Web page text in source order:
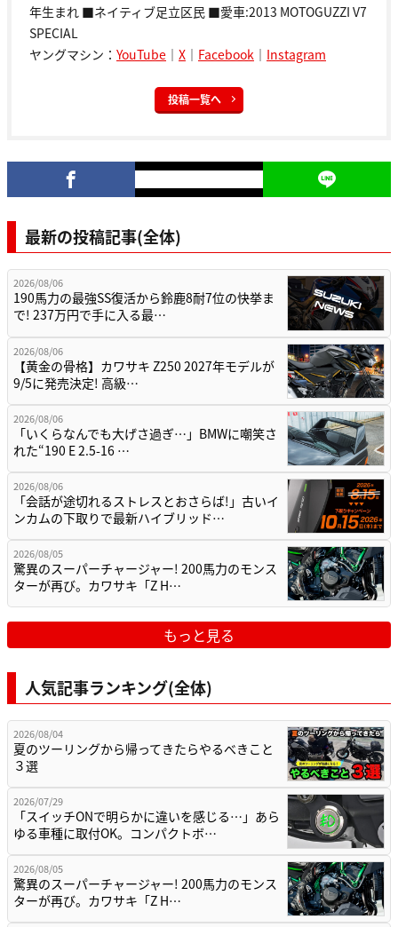
年生まれ ■ネイティブ足立区民 ■愛車:2013 MOTOGUZZI V7
SPECIAL
ヤングマシン： YouTube ｜ X ｜ Facebook ｜ Instagram
投稿一覧へ
最新の投稿記事(全体)
2026/08/06
190馬力の最強SS復活から鈴鹿8耐7位の快挙ま
で! 237万円で手に入る最…
2026/08/06
【黄金の骨格】カワサキ Z250 2027年モデルが
9/5に発売決定! 高級…
2026/08/06
「いくらなんでも大げさ過ぎ…」BMWに嘲笑さ
れた“190 E 2.5-16 …
2026/08/06
「会話が途切れるストレスとおさらば!」古いイ
ンカムの下取りで最新ハイブリッド…
2026/08/05
驚異のスーパーチャージャー! 200馬力のモンス
ターが再び。カワサキ「Z H…
もっと見る
人気記事ランキング(全体)
2026/08/04
夏のツーリングから帰ってきたらやるべきこと
３選
2026/07/29
「スイッチONで明らかに違いを感じる…」あら
ゆる車種に取付OK。コンパクトボ…
2026/08/05
驚異のスーパーチャージャー! 200馬力のモンス
ターが再び。カワサキ「Z H…